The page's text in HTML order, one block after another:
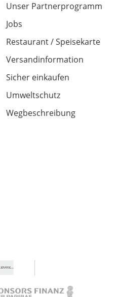
Unser Partnerprogramm
Jobs
Restaurant / Speisekarte
Versandinformation
Sicher einkaufen
Umweltschutz
Wegbeschreibung